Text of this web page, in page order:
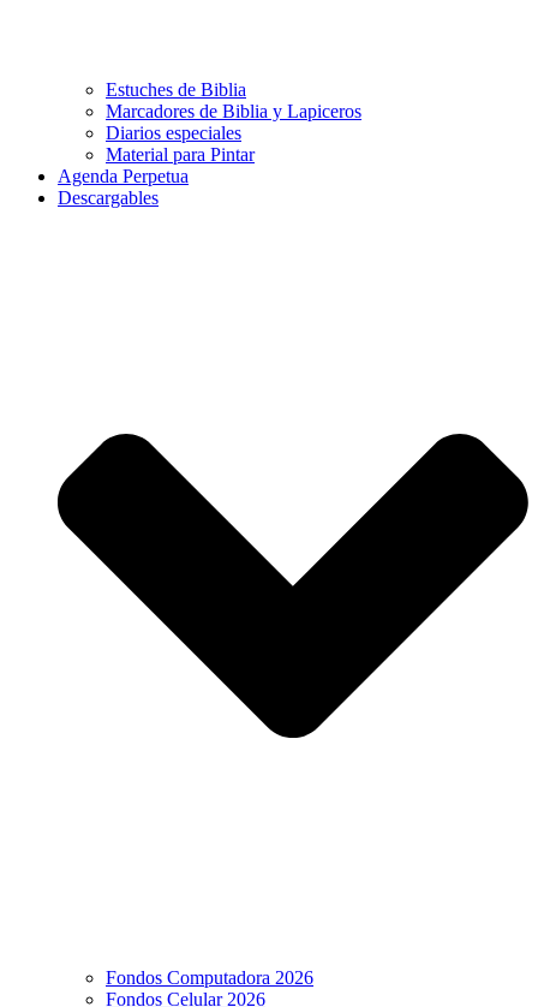
Estuches de Biblia
Marcadores de Biblia y Lapiceros
Diarios especiales
Material para Pintar
Agenda Perpetua
Descargables
Fondos Computadora 2026
Fondos Celular 2026